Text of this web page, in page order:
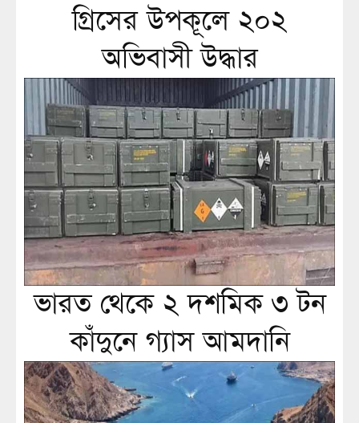
গ্রিসের উপকূলে ২০২
অভিবাসী উদ্ধার
ভারত থেকে ২ দশমিক ৩ টন
কাঁদুনে গ্যাস আমদানি